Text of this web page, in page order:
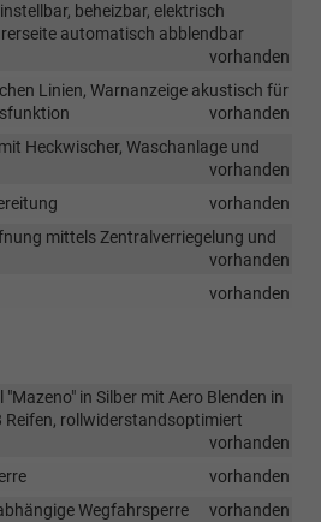
beheizbar, elektrisch
automatisch abblendbar
vorhanden
Linien, Warnanzeige akustisch für
vorhanden
Heckwischer, Waschanlage und
vorhanden
vorhanden
mittels Zentralverriegelung und
vorhanden
vorhanden
in Silber mit Aero Blenden in
rollwiderstandsoptimiert
vorhanden
vorhanden
Wegfahrsperre
vorhanden